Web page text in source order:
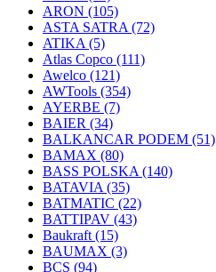
ARON (105)
ASTA SATRA (72)
ATIKA (5)
Atlas Copco (111)
Awelco (121)
AWTools (354)
AYERBE (7)
BAIER (34)
BALKANCAR PODEM (51)
BAMAX (80)
BASS POLSKA (140)
BATAVIA (35)
BATMATIC (22)
BATTIPAV (43)
Baukraft (15)
BAUMAX (3)
BCS (94)